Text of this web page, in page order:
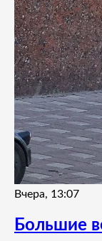
Вчера, 13:07
Большие